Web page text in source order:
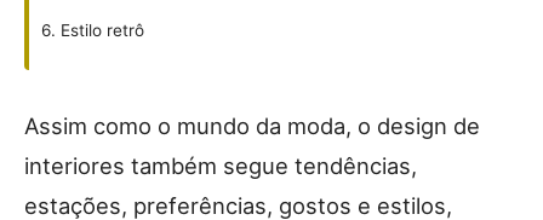
6. Estilo retrô
Assim como o mundo da moda, o design de
interiores também segue tendências,
estações, preferências, gostos e estilos,